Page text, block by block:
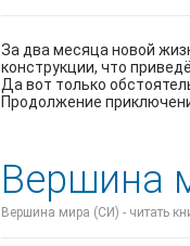
За два месяца новой
конструкции, что
Да вот только
Продолжение
Вершина
Вершина мира (СИ) - читать